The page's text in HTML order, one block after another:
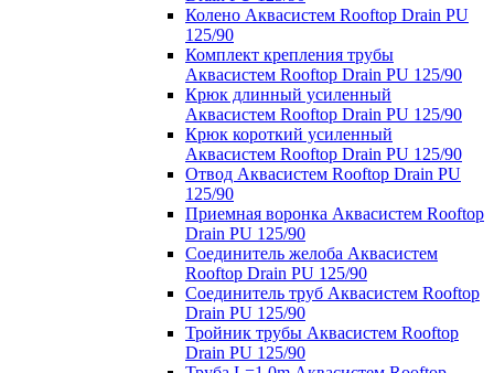
Колено Аквасистем Rooftop Drain PU
125/90
Комплект крепления трубы
Аквасистем Rooftop Drain PU 125/90
Крюк длинный усиленный
Аквасистем Rooftop Drain PU 125/90
Крюк короткий усиленный
Аквасистем Rooftop Drain PU 125/90
Отвод Аквасистем Rooftop Drain PU
125/90
Приемная воронка Аквасистем Rooftop
Drain PU 125/90
Соединитель желоба Аквасистем
Rooftop Drain PU 125/90
Соединитель труб Аквасистем Rooftop
Drain PU 125/90
Тройник трубы Аквасистем Rooftop
Drain PU 125/90